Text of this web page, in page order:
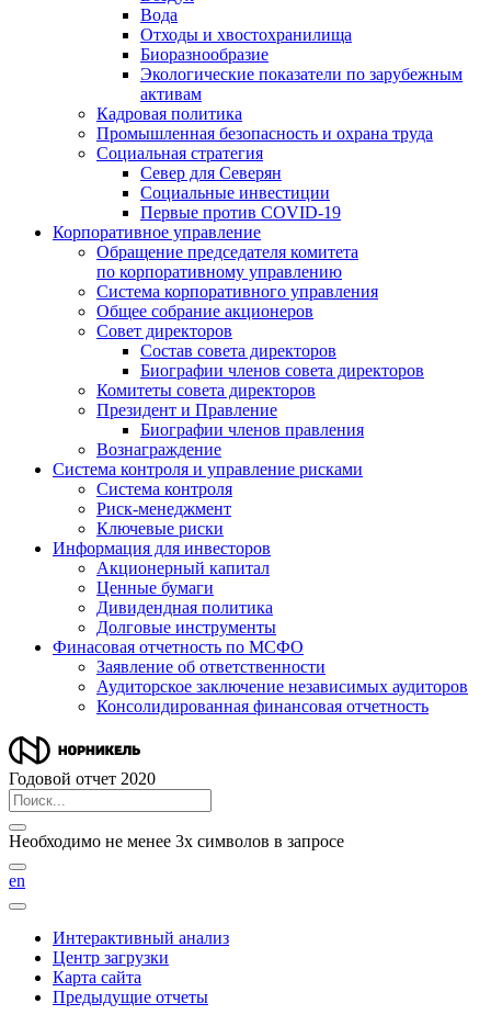
Вода
Отходы и хвостохранилища
Биоразнообразие
Экологические показатели по зарубежным
активам
Кадровая политика
Промышленная безопасность и охрана труда
Социальная стратегия
Север для Северян
Социальные инвестиции
Первые против COVID‑19
Корпоративное управление
Обращение председателя комитета
по корпоративному управлению
Система корпоративного управления
Общее собрание акционеров
Совет директоров
Состав совета директоров
Биографии членов совета директоров
Комитеты совета директоров
Президент и Правление
Биографии членов правления
Вознаграждение
Система контроля и управление рисками
Система контроля
Риск-менеджмент
Ключевые риски
Информация для инвесторов
Акционерный капитал
Ценные бумаги
Дивидендная политика
Долговые инструменты
Финасовая отчетность по МСФО
Заявление об ответственности
Аудиторское заключение независимых аудиторов
Консолидированная финансовая отчетность
Годовой отчет 2020
Необходимо не менее 3х символов в запросе
en
Интерактивный анализ
Центр загрузки
Карта сайта
Предыдущие отчеты